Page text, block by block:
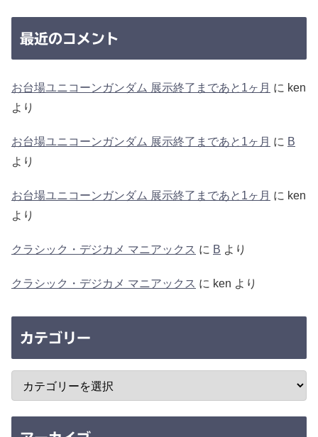
最近のコメント
お台場ユニコーンガンダム 展示終了まであと1ヶ月 に ken
より
お台場ユニコーンガンダム 展示終了まであと1ヶ月 に B
より
お台場ユニコーンガンダム 展示終了まであと1ヶ月 に ken
より
クラシック・デジカメ マニアックス に B より
クラシック・デジカメ マニアックス に ken より
カテゴリー